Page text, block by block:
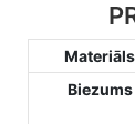
Materiāls
Biezums